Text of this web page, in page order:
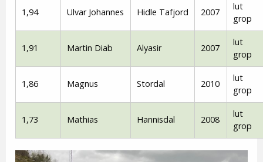
1,94 Ulvar Johannes Hidle Tafjord 2007
lut
grop
1,91 Martin Diab Alyasir 2007
lut
grop
1,86 Magnus Stordal 2010
lut
grop
1,73 Mathias Hannisdal 2008
lut
grop